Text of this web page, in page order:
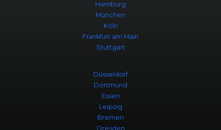
Hamburg
München
Köln
Frankfurt am Main
Stuttgart
Düsseldorf
Dortmund
Essen
Leipzig
Bremen
Dresden